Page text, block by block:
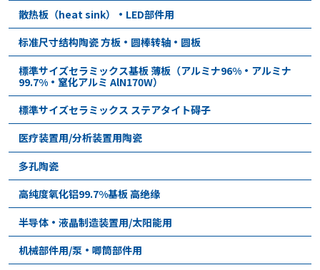
散热板（heat sink）•LED部件用
标准尺寸结构陶瓷 方板・圆棒转轴・圆板
標準サイズセラミックス基板 薄板（アルミナ96%・アルミナ
99.7%・窒化アルミ AlN170W）
標準サイズセラミックス ステアタイト碍子
医疗装置用/分析装置用陶瓷
多孔陶瓷
高纯度氧化铝99.7%基板 高绝缘
半导体•液晶制造装置用/太阳能用
机械部件用/泵•唧筒部件用